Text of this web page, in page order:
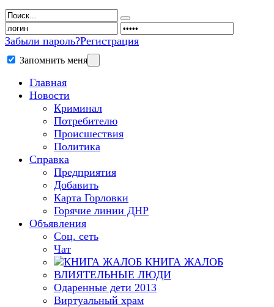
Забыли пароль?Регистрация
Запомнить меня
Главная
Новости
Криминал
Потребителю
Происшествия
Политика
Справка
Предприятия
Добавить
Карта Горловки
Горячие линии ДНР
Объявления
Соц. сеть
Чат
КНИГА ЖАЛОБ
ВЛИЯТЕЛЬНЫЕ ЛЮДИ
Одаренные дети 2013
Виртуальный храм